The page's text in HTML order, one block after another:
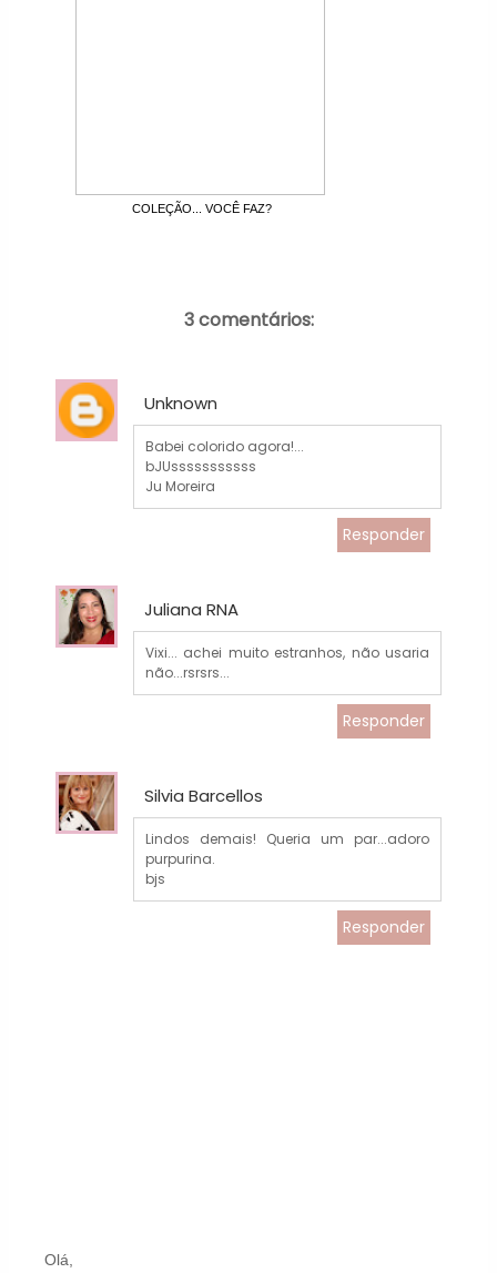
COLEÇÃO... VOCÊ FAZ?
3 comentários:
Unknown
Babei colorido agora!...
bJUsssssssssss
Ju Moreira
Responder
Juliana RNA
Vixi... achei muito estranhos, não usaria
não...rsrsrs...
Responder
Silvia Barcellos
Lindos demais! Queria um par...adoro
purpurina.
bjs
Responder
Olá,